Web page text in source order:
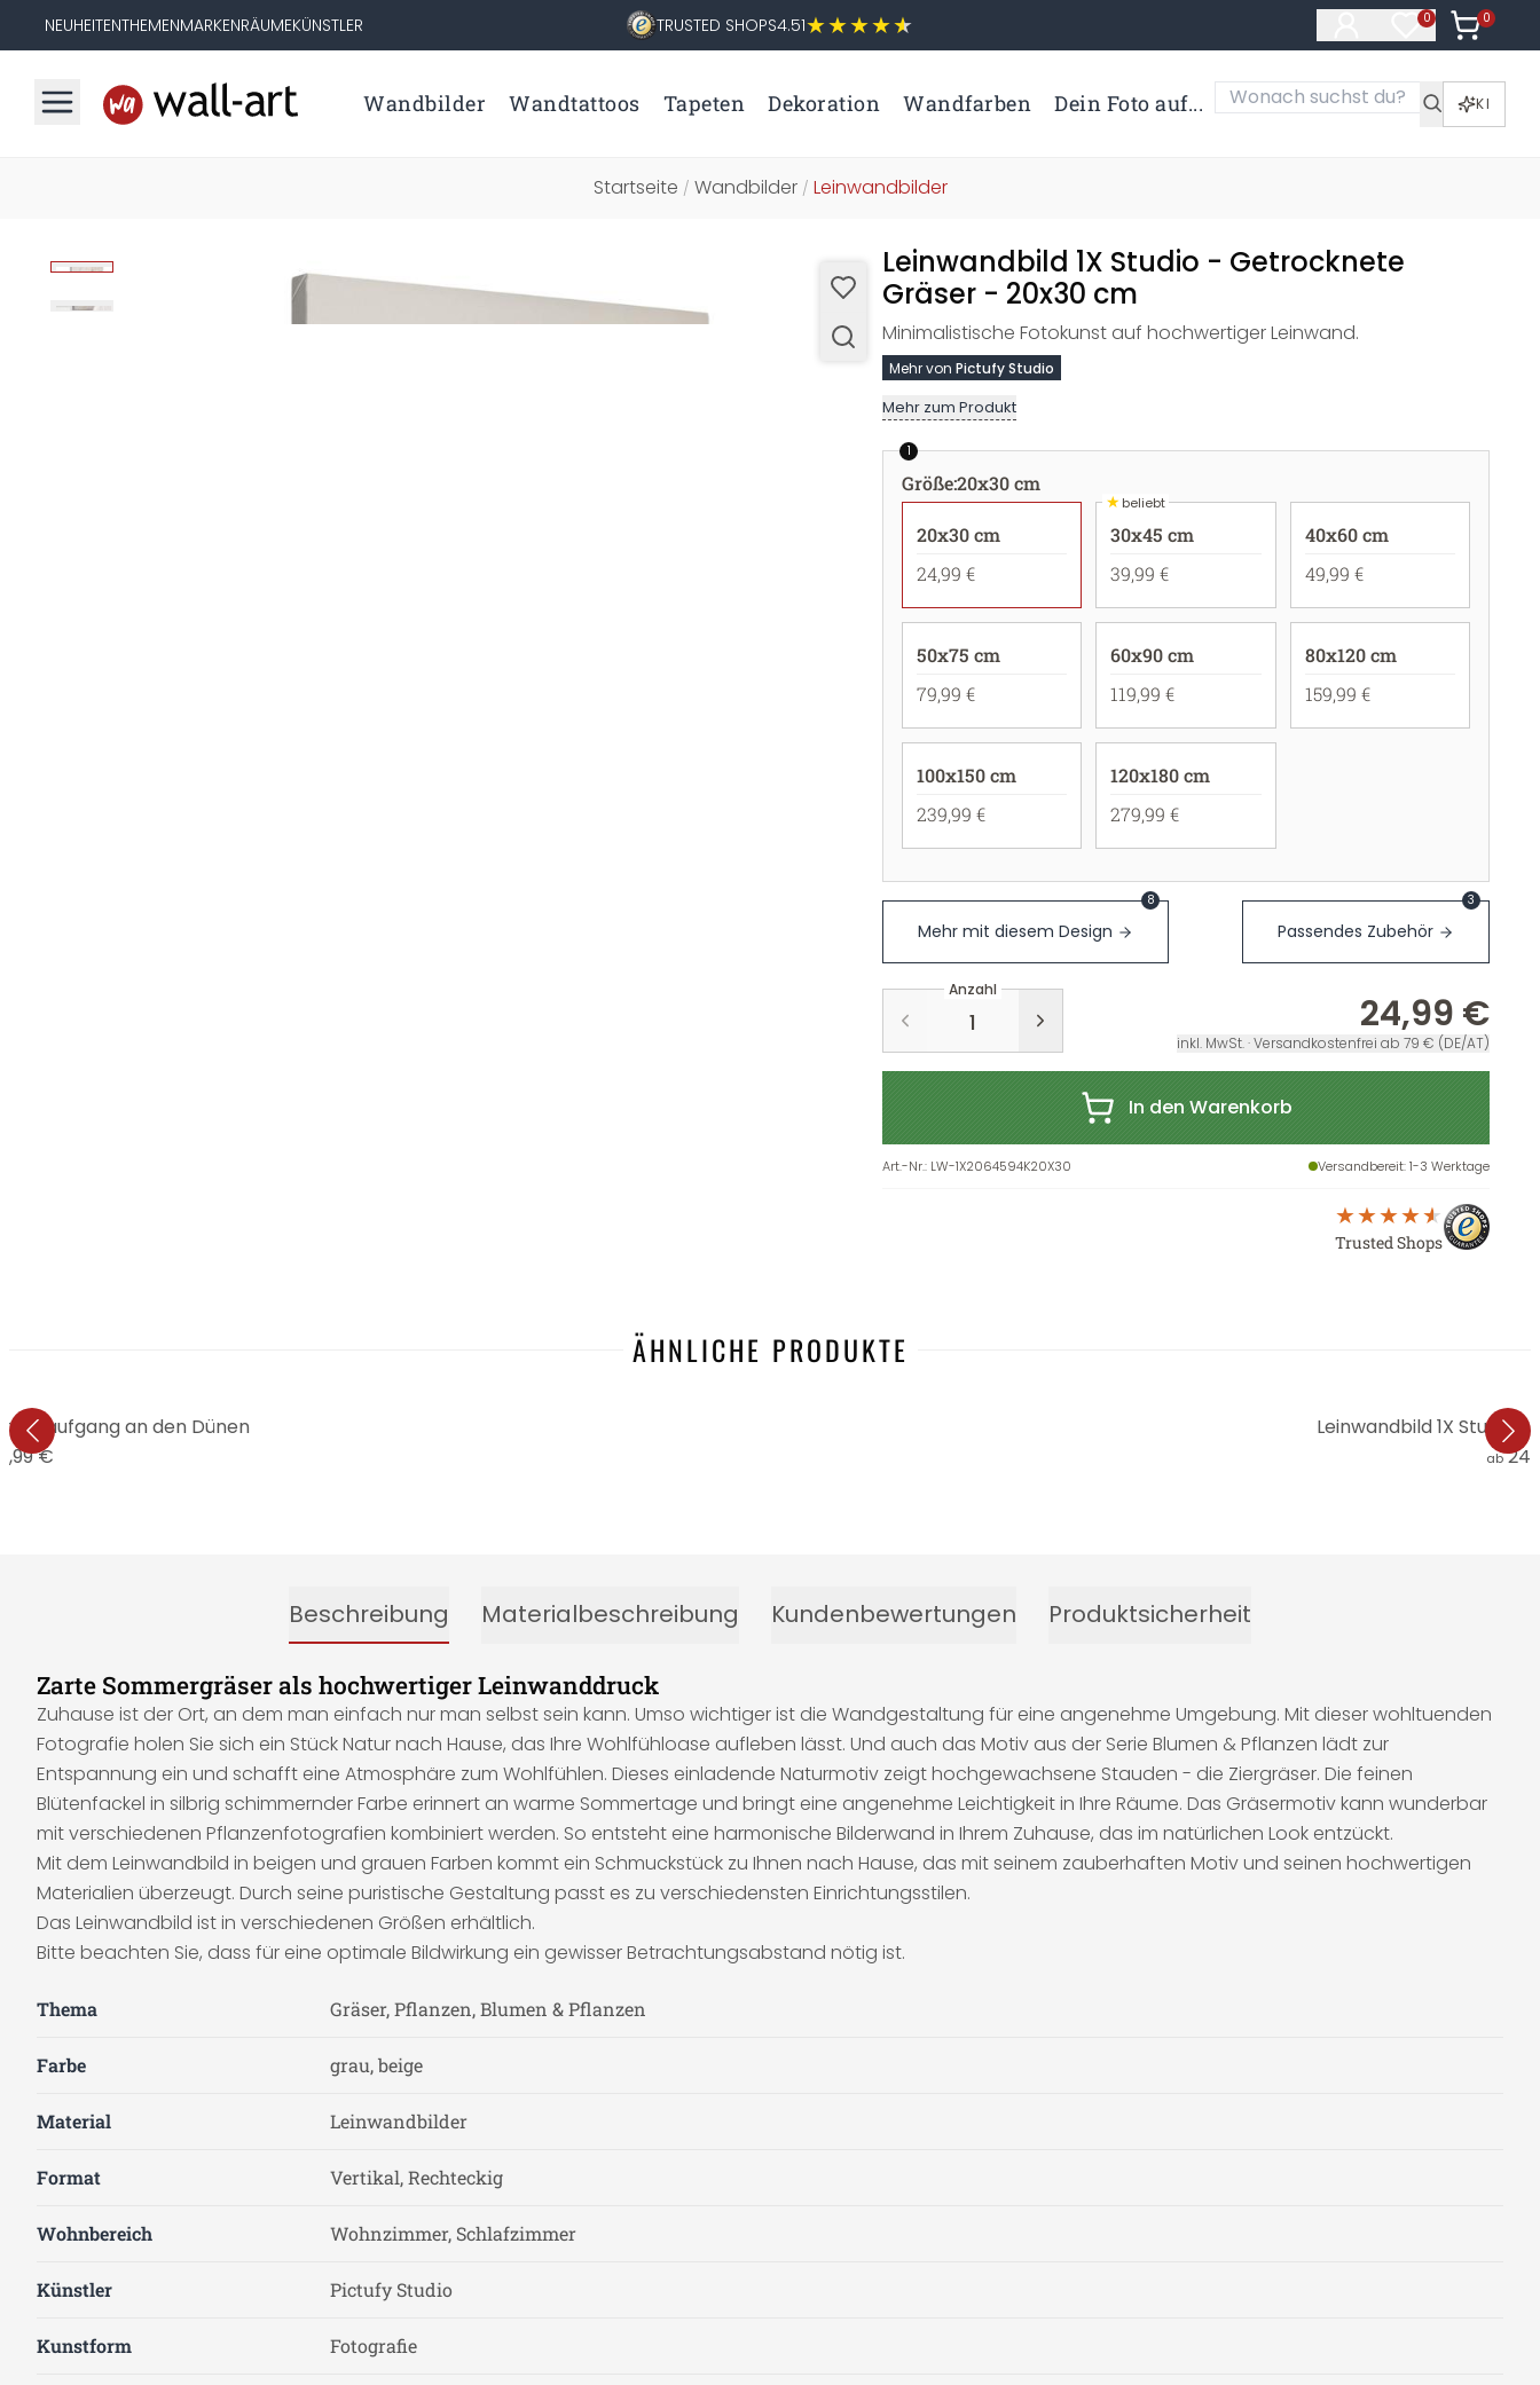
NEUHEITENTHEMENMARKENRÄUMEKÜNSTLER TRUSTED SHOPS4.51 0
Artikel im
0
Artikel
Wandbilder Wandtattoos Tapeten Dekoration Wandfarben Dein Foto auf... KI
Startseite / Wandbilder/ Leinwandbilder
Leinwandbild 1X Studio - Getrocknete
Gräser - 20x30 cm
Minimalistische Fotokunst auf hochwertiger Leinwand.
Mehr von Pictufy Studio
Mehr zum Produkt
1
Größe:20x30 cm
20x30 cm
24,99 €
★beliebt
30x45 cm
39,99 €
40x60 cm
49,99 €
50x75 cm
79,99 €
60x90 cm
119,99 €
80x120 cm
159,99 €
100x150 cm
239,99 €
120x180 cm
279,99 €
Mehr mit diesem Design
8
Passendes Zubehör
3
Anzahl
24,99 €
inkl. MwSt. · Versandkostenfrei ab 79 € (DE/AT)
In den Warenkorb
Art.-Nr.: LW-1X2064594K20X30 Versandbereit: 1-3 Werktage
Trusted Shops
ÄHNLICHE PRODUKTE
an den Dünen
€
Leinwandbild 1X Studio
ab
Beschreibung Materialbeschreibung Kundenbewertungen Produktsicherheit
Zarte Sommergräser als hochwertiger Leinwanddruck
Zuhause ist der Ort, an dem man einfach nur man selbst sein kann. Umso wichtiger ist die Wandgestaltung für eine angenehme Umgebung. Mit dieser wohltuenden
Fotografie holen Sie sich ein Stück Natur nach Hause, das Ihre Wohlfühloase aufleben lässt. Und auch das Motiv aus der Serie Blumen & Pflanzen lädt zur
Entspannung ein und schafft eine Atmosphäre zum Wohlfühlen. Dieses einladende Naturmotiv zeigt hochgewachsene Stauden - die Ziergräser. Die feinen
Blütenfackel in silbrig schimmernder Farbe erinnert an warme Sommertage und bringt eine angenehme Leichtigkeit in Ihre Räume. Das Gräsermotiv kann wunderbar
mit verschiedenen Pflanzenfotografien kombiniert werden. So entsteht eine harmonische Bilderwand in Ihrem Zuhause, das im natürlichen Look entzückt.
Mit dem Leinwandbild in beigen und grauen Farben kommt ein Schmuckstück zu Ihnen nach Hause, das mit seinem zauberhaften Motiv und seinen hochwertigen
Materialien überzeugt. Durch seine puristische Gestaltung passt es zu verschiedensten Einrichtungsstilen.
Das Leinwandbild ist in verschiedenen Größen erhältlich.
Bitte beachten Sie, dass für eine optimale Bildwirkung ein gewisser Betrachtungsabstand nötig ist.
Thema Gräser, Pflanzen, Blumen & Pflanzen
Farbe grau, beige
Material Leinwandbilder
Format Vertikal, Rechteckig
Wohnbereich Wohnzimmer, Schlafzimmer
Künstler Pictufy Studio
Kunstform Fotografie